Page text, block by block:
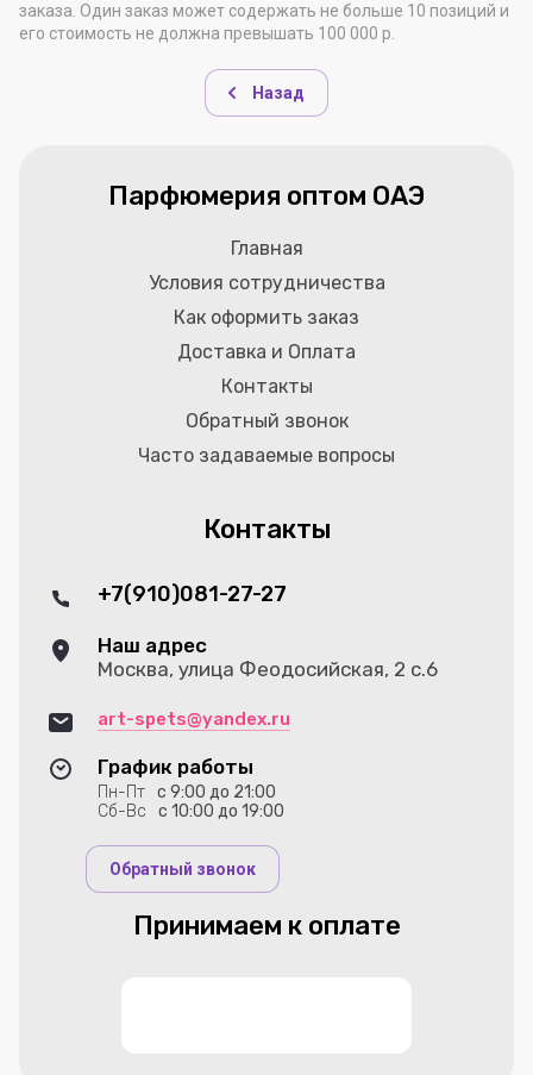
заказа. Один заказ может содержать не больше 10 позиций и
его стоимость не должна превышать 100 000 р.
Назад
Парфюмерия оптом ОАЭ
Главная
Условия сотрудничества
Как оформить заказ
Доставка и Оплата
Контакты
Обратный звонок
Часто задаваемые вопросы
Контакты
+7(910)081-27-27
Наш адрес
Москва, улица Феодосийская, 2 с.6
art-spets@yandex.ru
График работы
Пн-Пт с 9:00 до 21:00
Сб-Вс
с 10:00 до 19:00
Обратный звонок
Принимаем к оплате